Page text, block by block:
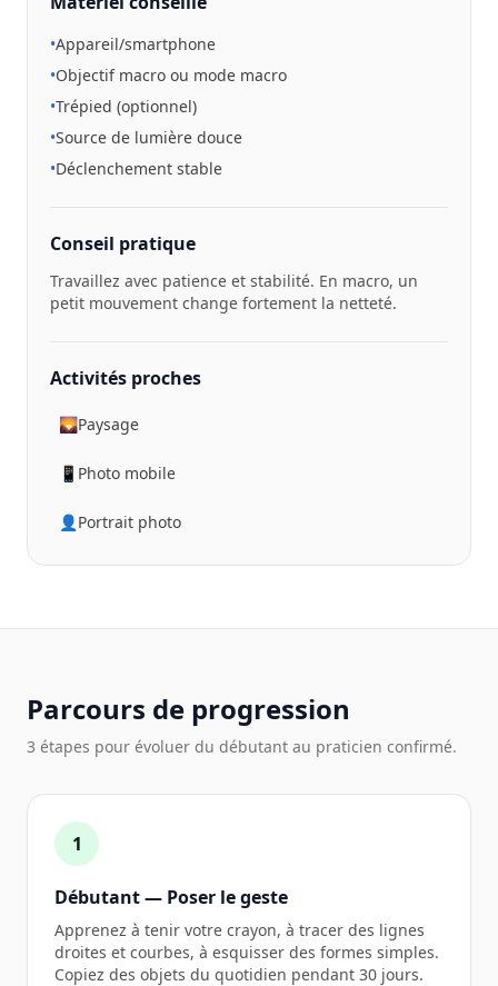
•Appareil/smartphone
•Objectif macro ou mode macro
•Trépied (optionnel)
•Source de lumière douce
•Déclenchement stable
Conseil pratique
Travaillez avec patience et stabilité. En macro, un
petit mouvement change fortement la netteté.
Activités proches
🌄Paysage
📱 Photo mobile
👤 Portrait photo
Parcours de progression
3 étapes pour évoluer du débutant au praticien confirmé.
1
Débutant — Poser le geste
Apprenez à tenir votre crayon, à tracer des lignes
droites et courbes, à esquisser des formes simples.
Copiez des objets du quotidien pendant 30 jours.